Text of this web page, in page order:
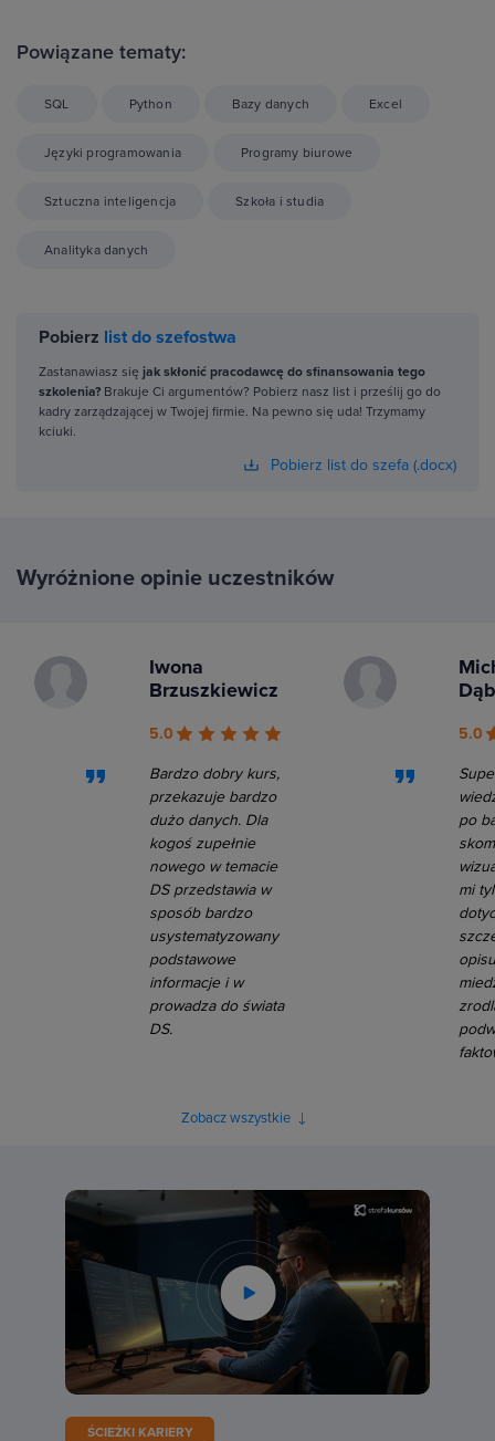
Powiązane tematy:
SQL Python Bazy danych Excel
Języki programowania Programy biurowe
Sztuczna inteligencja Szkoła i studia
Analityka danych
Pobierz list do szefostwa
Zastanawiasz się jak skłonić pracodawcę do sfinansowania tego
szkolenia? Brakuje Ci argumentów? Pobierz nasz list i prześlij go do
kadry zarządzającej w Twojej firmie. Na pewno się uda! Trzymamy
kciuki.
Pobierz list do szefa (.docx)
Wyróżnione opinie uczestników
Iwona
Brzuszkiewicz
5.0
Bardzo dobry kurs,
przekazuje bardzo
dużo danych. Dla
kogoś zupełnie
nowego w temacie
DS przedstawia w
sposób bardzo
usystematyzowany
podstawowe
informacje i w
prowadza do świata
DS.
5.0
po
mi
Zobacz wszystkie
ŚCIEŻKI KARIERY